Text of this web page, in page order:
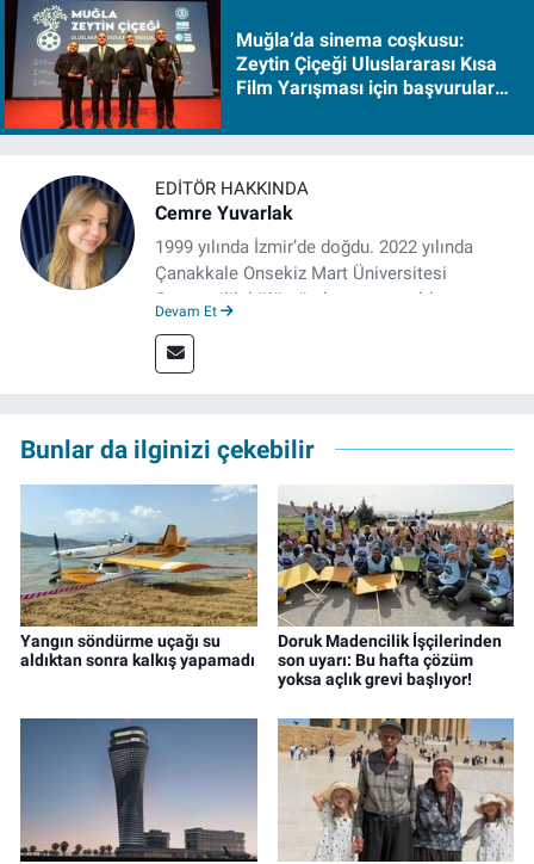
Muğla’da sinema coşkusu:
Zeytin Çiçeği Uluslararası Kısa
Film Yarışması için başvurular
EDITÖR HAKKINDA
Cemre Yuvarlak
1999 yılında İzmir’de doğdu. 2022 yılında
Çanakkale Onsekiz Mart Üniversitesi
Gazetecilik bölümünden mezun oldu.
Yüksek Lisansına devam eden gazeteci, 2022
yılında İzmir’de mesleğe başladı. Meslek
hayatına ise izgazete.net’te haber editörü
olarak devam ediyor.
Devam Et
Bunlar da ilginizi çekebilir
Yangın söndürme uçağı su
aldıktan sonra kalkış yapamadı
Doruk Madencilik İşçilerinden
son uyarı: Bu hafta çözüm
yoksa açlık grevi başlıyor!